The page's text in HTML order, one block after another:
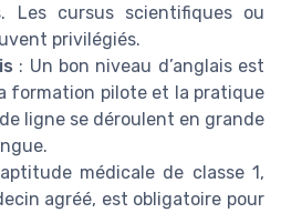
Les cursus scientifiques ou
privilégiés.
: Un bon niveau d’anglais est
formation pilote et la pratique
ligne se déroulent en grande
médicale de classe 1,
agréé, est obligatoire pour